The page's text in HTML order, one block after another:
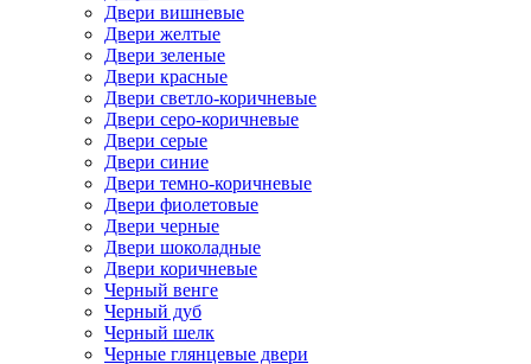
Двери вишневые
Двери желтые
Двери зеленые
Двери красные
Двери светло-коричневые
Двери серо-коричневые
Двери серые
Двери синие
Двери темно-коричневые
Двери фиолетовые
Двери черные
Двери шоколадные
Двери коричневые
Черный венге
Черный дуб
Черный шелк
Черные глянцевые двери